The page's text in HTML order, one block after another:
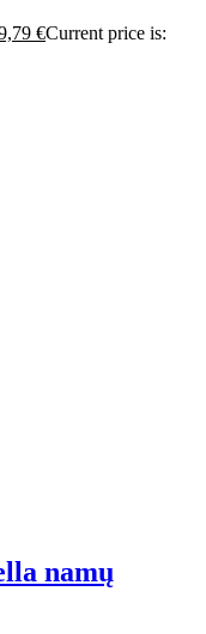
€Current price is:
namų